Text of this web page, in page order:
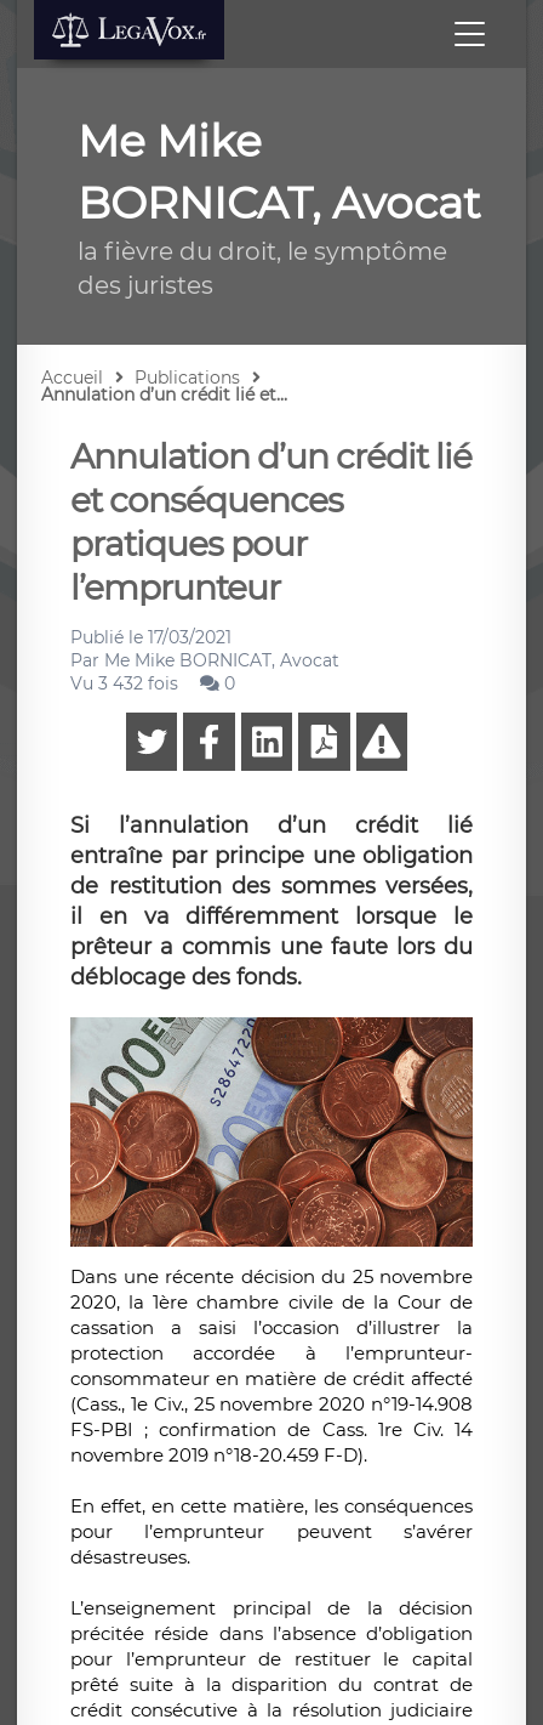
Me Mike
BORNICAT, Avocat
la fièvre du droit, le symptôme
des juristes
Accueil Publications
Annulation d’un crédit lié et...
Annulation d’un crédit lié
et conséquences
pratiques pour
l’emprunteur
Publié le 17/03/2021
Par Me Mike BORNICAT, Avocat
Vu 3 432 fois
0
Si l’annulation d’un crédit lié
entraîne par principe une obligation
de restitution des sommes versées,
il en va différemment lorsque le
prêteur a commis une faute lors du
déblocage des fonds.
Dans une récente décision du 25 novembre
2020, la 1ère chambre civile de la Cour de
cassation a saisi l’occasion d’illustrer la
protection accordée à l’emprunteur-
consommateur en matière de crédit affecté
(Cass., 1e Civ., 25 novembre 2020 n°19-14.908
FS-PBI ; confirmation de Cass. 1re Civ. 14
novembre 2019 n°18-20.459 F-D).
En effet, en cette matière, les conséquences
pour l’emprunteur peuvent s’avérer
désastreuses.
L’enseignement principal de la décision
précitée réside dans l’absence d’obligation
pour l’emprunteur de restituer le capital
prêté suite à la disparition du contrat de
crédit consécutive à la résolution judiciaire